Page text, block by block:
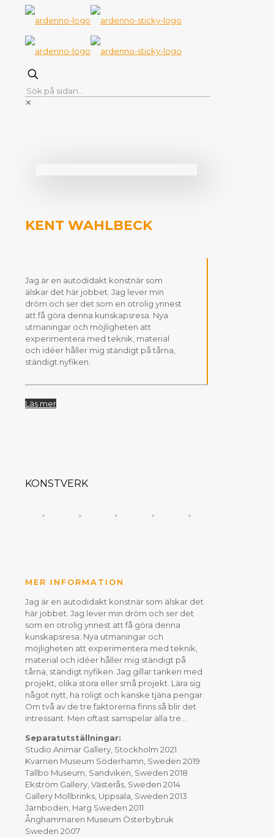
✕
KENT WAHLBECK
Jag är en autodidakt konstnär som
älskar det här jobbet. Jag lever min
dröm och ser det som en otrolig ynnest
att få göra denna kunskapsresa. Nya
utmaningar och möjligheten att
experimentera med teknik, material
och idéer håller mig ständigt på tårna,
ständigt nyfiken.
Läs mer
KONSTVERK
MER INFORMATION
Jag är en autodidakt konstnär som älskar det
här jobbet. Jag lever min dröm och ser det
som en otrolig ynnest att få göra denna
kunskapsresa. Nya utmaningar och
möjligheten att experimentera med teknik,
material och idéer håller mig ständigt på
tårna, ständigt nyfiken. Jag gillar tanken med
projekt, olika stora eller små projekt. Lära sig
något nytt, ha roligt och kanske tjäna pengar.
Om två av de tre faktorerna finns så blir det
intressant. Men oftast samspelar alla tre...
Separatutställningar:
Studio Animar Gallery, Stockholm 2021
Kvarnen Museum Söderhamn, Sweden 2019
Tallbo Museum, Sandviken, Sweden 2018
Ekström Gallery, Västerås, Sweden 2014
Gallery Mollbrinks, Uppsala, Sweden 2013
Järnboden, Harg Sweden 2011
Ånghammaren Museum Österbybruk
Sweden 2007